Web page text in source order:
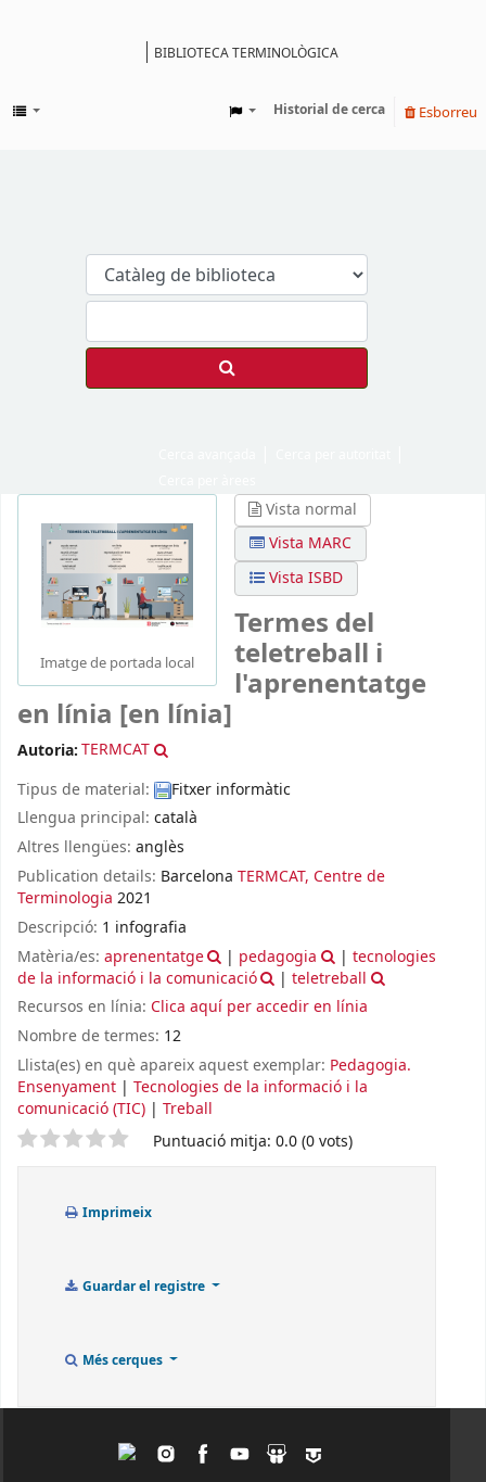
BIBLIOTECA TERMINOLÒGICA
Historial de cerca Esborreu
Imatge de portada local
Vista normal
Vista MARC
Vista ISBD
Termes del
teletreball i
l'aprenentatge
en línia [en línia]
Autoria:TERMCAT
Tipus de material:
Fitxer informàtic
Llengua principal: català
Altres llengües: anglès
Publication details: Barcelona TERMCAT, Centre de
Terminologia 2021
Descripció: 1 infografia
Matèria/es: aprenentatge | pedagogia | tecnologies
de la informació i la comunicació
|teletreball
Recursos en línia: Clica aquí per accedir en línia
Nombre de termes: 12
Llista(es) en què apareix aquest exemplar: Pedagogia.
Ensenyament | Tecnologies de la informació i la
comunicació (TIC) | Treball
Valoració Puntuació mitja: 0.0 (0 vots)
Imprimeix
Guardar el registre
Més cerques